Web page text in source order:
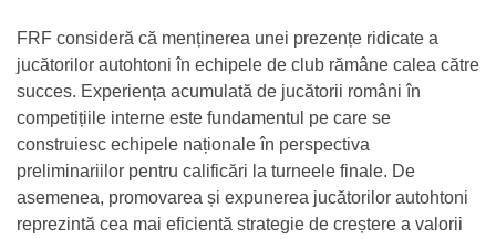
FRF consideră că menținerea unei prezențe ridicate a
jucătorilor autohtoni în echipele de club rămâne calea către
succes. Experiența acumulată de jucătorii români în
competițiile interne este fundamentul pe care se
construiesc echipele naționale în perspectiva
preliminariilor pentru calificări la turneele finale. De
asemenea, promovarea și expunerea jucătorilor autohtoni
reprezintă cea mai eficientă strategie de creștere a valorii